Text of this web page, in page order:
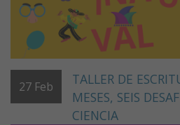
27 Feb
TALLER DE
MESES, SEIS
CIENCIA